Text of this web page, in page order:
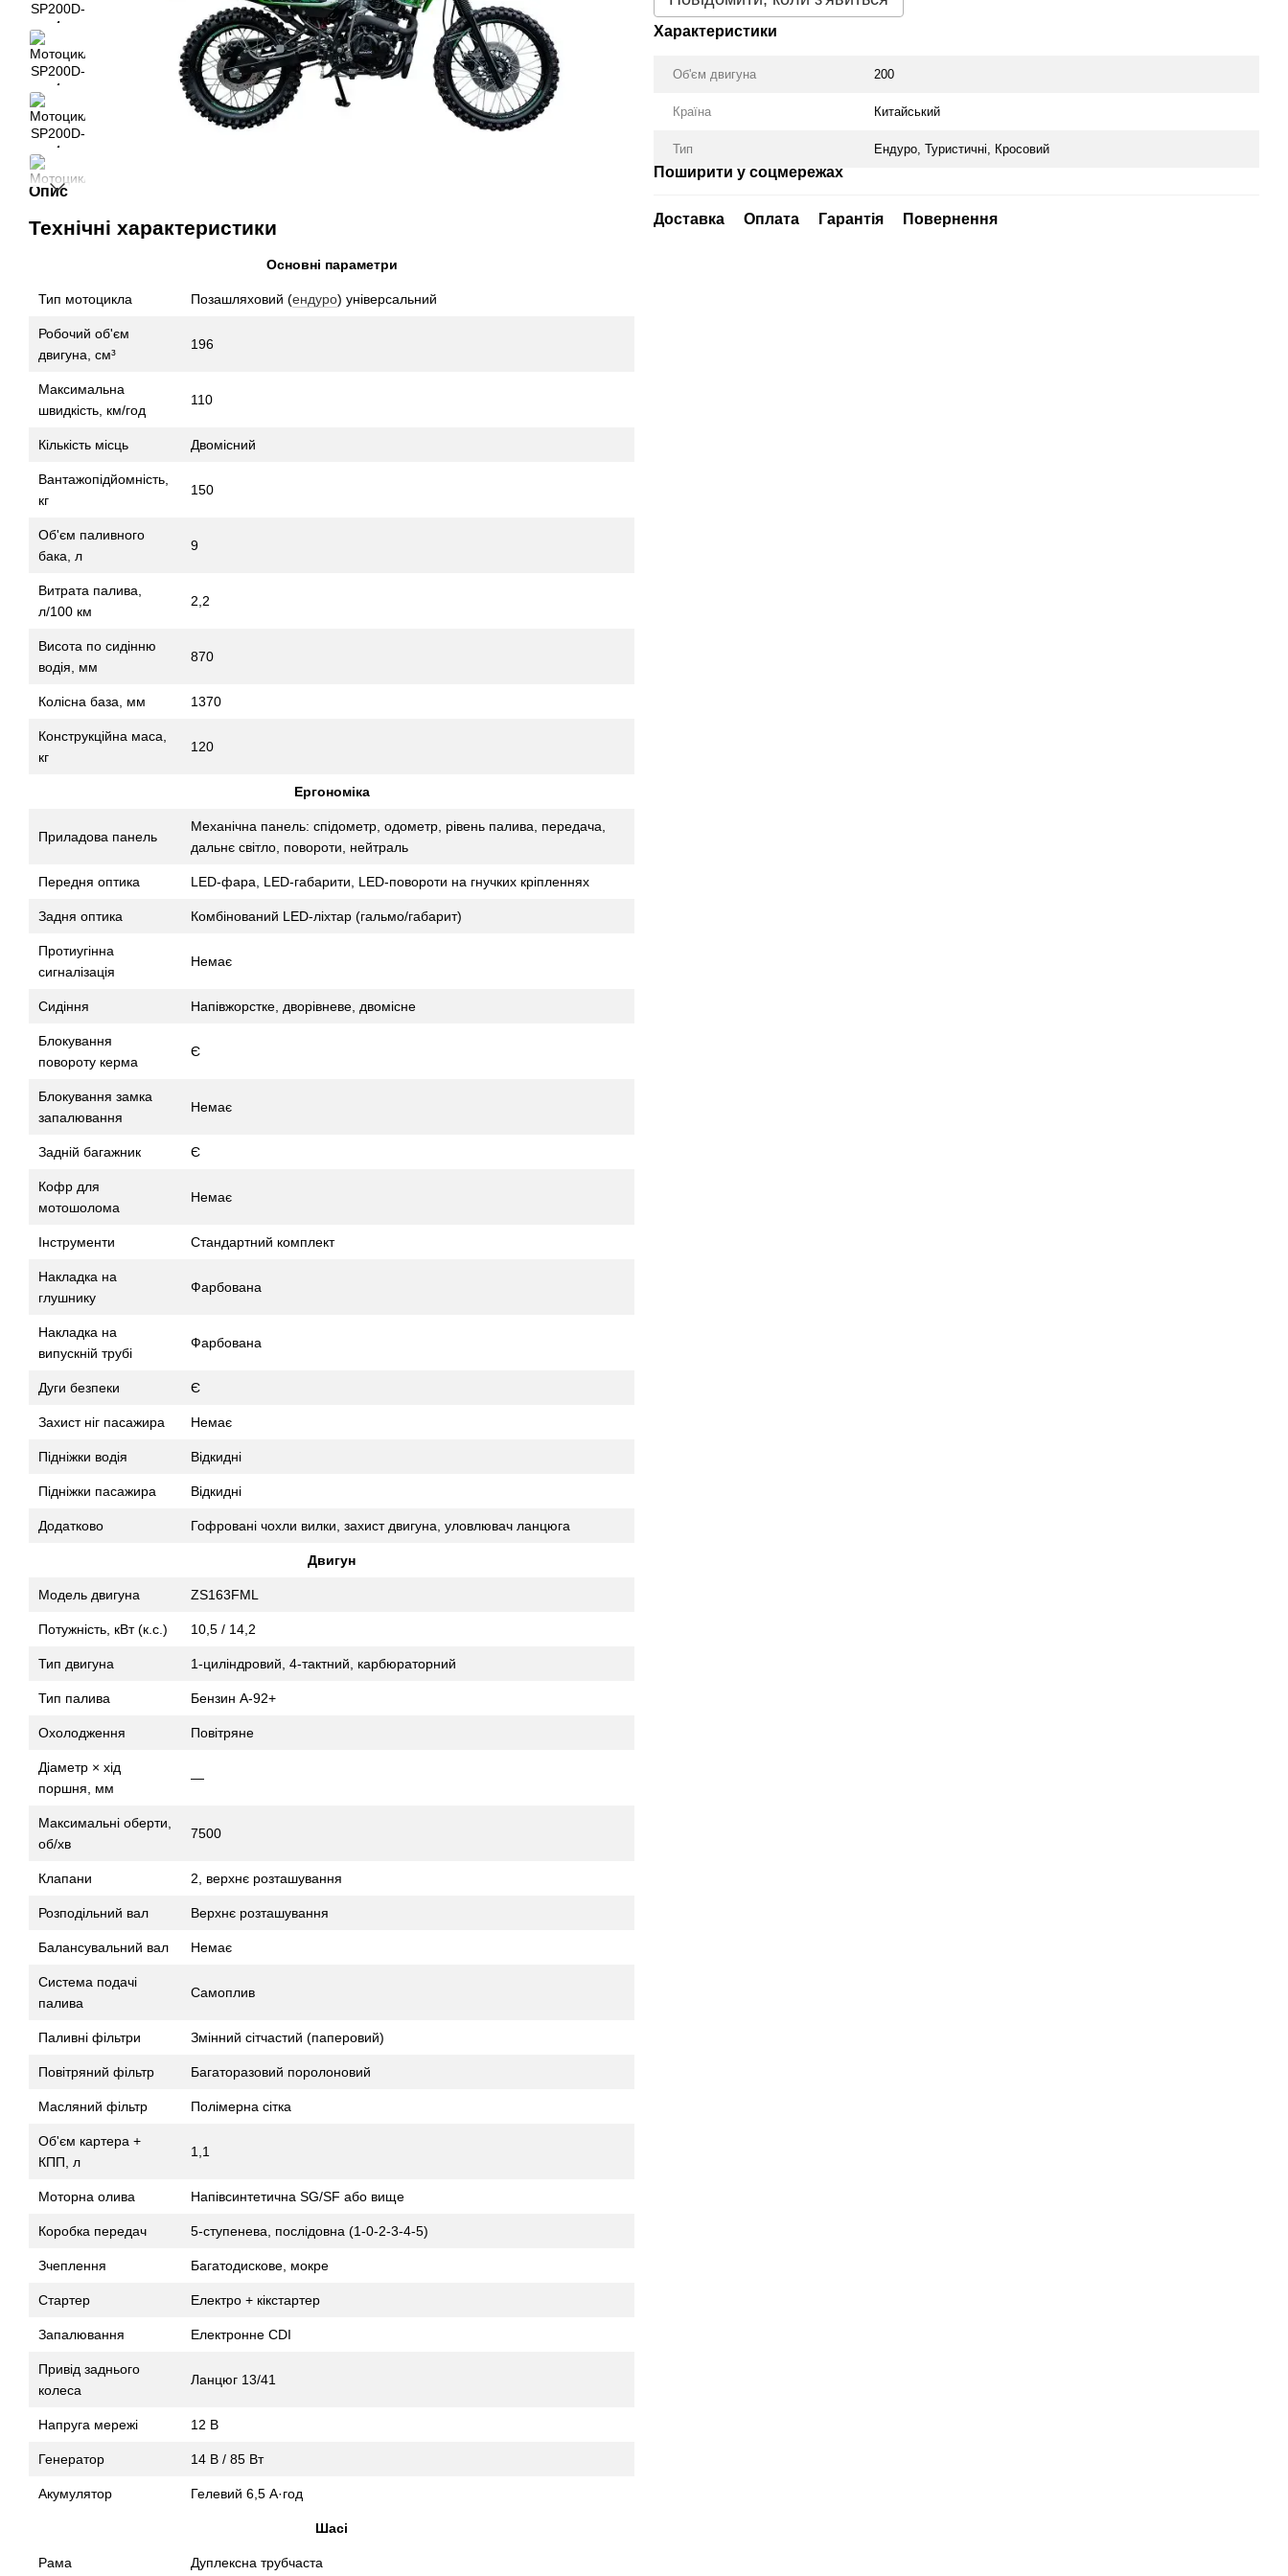
Опис
Технічні характеристики
Основні параметри
Тип мотоцикла Позашляховий (ендуро) універсальний
Робочий об'єм
двигуна, см³
196
Максимальна
швидкість, км/год
110
Кількість місць Двомісний
Вантажопідйомність,
кг
150
Об'єм паливного
бака, л
9
Витрата палива,
л/100 км
2,2
Висота по сидінню
водія, мм
870
Колісна база, мм 1370
Конструкційна маса,
кг
120
Ергономіка
Приладова панель
Механічна панель: спідометр, одометр, рівень палива, передача,
дальнє світло, повороти, нейтраль
Передня оптика LED-фара, LED-габарити, LED-повороти на гнучких кріпленнях
Задня оптика Комбінований LED-ліхтар (гальмо/габарит)
Протиугінна
сигналізація
Немає
Сидіння Напівжорстке, дворівневе, двомісне
Блокування
повороту керма
Є
Блокування замка
запалювання
Немає
Задній багажник Є
Кофр для
мотошолома
Немає
Інструменти Стандартний комплект
Накладка на
глушнику
Фарбована
Накладка на
випускній трубі
Фарбована
Дуги безпеки Є
Захист ніг пасажира Немає
Підніжки водія Відкидні
Підніжки пасажира Відкидні
Додатково Гофровані чохли вилки, захист двигуна, уловлювач ланцюга
Двигун
Модель двигуна ZS163FML
Потужність, кВт (к.с.) 10,5 / 14,2
Тип двигуна 1-циліндровий, 4-тактний, карбюраторний
Тип палива Бензин А-92+
Охолодження Повітряне
Діаметр × хід
поршня, мм
—
Максимальні оберти,
об/хв
7500
Клапани 2, верхнє розташування
Розподільний вал Верхнє розташування
Балансувальний вал Немає
Система подачі
палива
Самоплив
Паливні фільтри Змінний сітчастий (паперовий)
Повітряний фільтр Багаторазовий поролоновий
Масляний фільтр Полімерна сітка
Об'єм картера +
КПП, л
1,1
Моторна олива Напівсинтетична SG/SF або вище
Коробка передач 5-ступенева, послідовна (1-0-2-3-4-5)
Зчеплення Багатодискове, мокре
Стартер Електро + кікстартер
Запалювання Електронне CDI
Привід заднього
колеса
Ланцюг 13/41
Напруга мережі 12 В
Генератор 14 В / 85 Вт
Акумулятор Гелевий 6,5 А·год
Шасі
Рама Дуплексна трубчаста
Характеристики
Об'єм двигуна 200
Країна Китайський
Тип Ендуро, Туристичні, Кросовий
Поширити у соцмережах
Доставка Оплата Гарантія Повернення